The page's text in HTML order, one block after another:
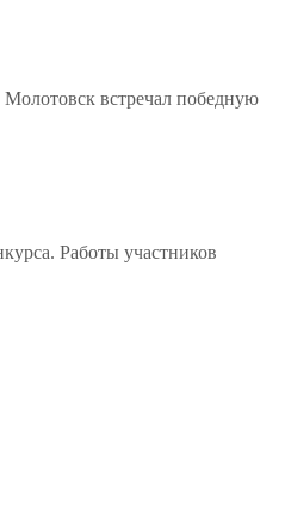
встречал победную
Работы участников